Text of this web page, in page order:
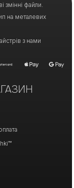
змінні файли.
на металевих
з нами